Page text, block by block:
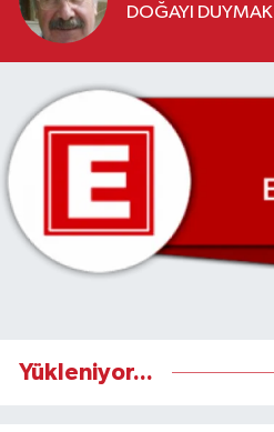
DOĞAYI DUYMAK
Yükleniyor...